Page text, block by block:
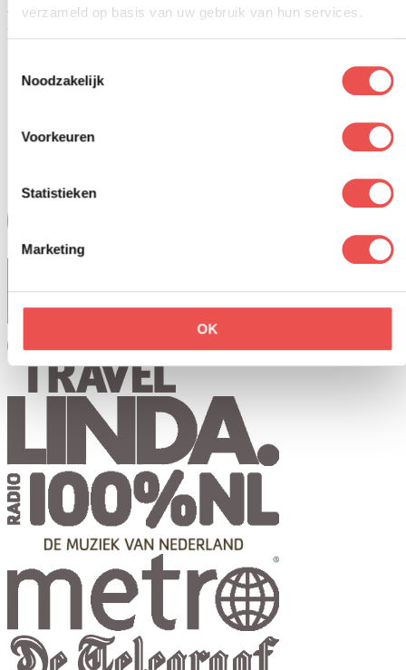
verzameld op basis van uw gebruik van hun services.
Noodzakelijk
Voorkeuren
Statistieken
Marketing
OK
Reacties op dit artikel
Instagram
Instagram